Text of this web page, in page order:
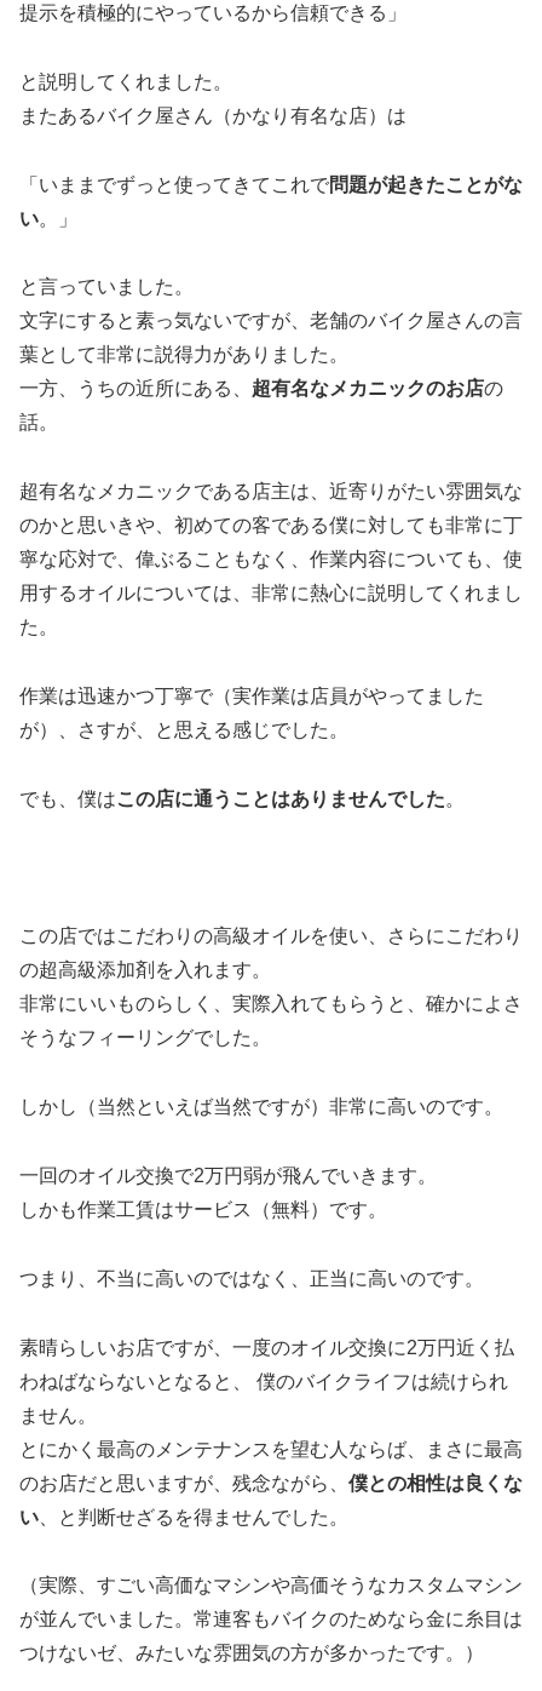
提示を積極的にやっているから信頼できる」
と説明してくれました。
またあるバイク屋さん（かなり有名な店）は
「いままでずっと使ってきてこれで問題が起きたことがな
い。」
と言っていました。
文字にすると素っ気ないですが、老舗のバイク屋さんの言
葉として非常に説得力がありました。
一方、うちの近所にある、 超有名なメカニックのお店の
話。
超有名なメカニックである店主は、近寄りがたい雰囲気な
のかと思いきや、初めての客である僕に対しても非常に丁
寧な応対で、偉ぶることもなく、作業内容についても、使
用するオイルについては、非常に熱心に説明してくれまし
た。
作業は迅速かつ丁寧で（実作業は店員がやってました
が）、さすが、と思える感じでした。
でも、僕はこの店に通うことはありませんでした。
この店ではこだわりの高級オイルを使い、さらにこだわり
の超高級添加剤を入れます。
非常にいいものらしく、実際入れてもらうと、確かによさ
そうなフィーリングでした。
しかし（当然といえば当然ですが）非常に高いのです。
一回のオイル交換で2万円弱が飛んでいきます。
しかも作業工賃はサービス（無料）です。
つまり、不当に高いのではなく、正当に高いのです。
素晴らしいお店ですが、一度のオイル交換に2万円近く払
わねばならないとなると、 僕のバイクライフは続けられ
ません。
とにかく最高のメンテナンスを望む人ならば、まさに最高
のお店だと思いますが、残念ながら、 僕との相性は良くな
い 、と判断せざるを得ませんでした。
（実際、すごい高価なマシンや高価そうなカスタムマシン
が並んでいました。常連客もバイクのためなら金に糸目は
つけないゼ、みたいな雰囲気の方が多かったです。）